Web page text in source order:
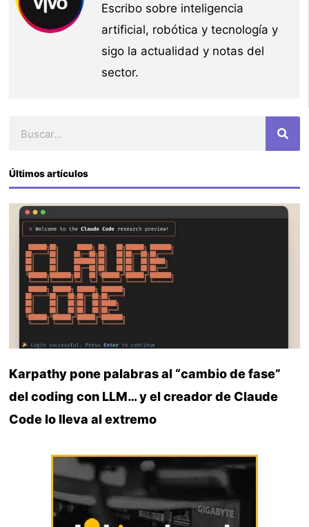
Escribo sobre inteligencia
artificial, robótica y tecnología y
sigo la actualidad y notas del
sector.
Últimos artículos
Karpathy pone palabras al “cambio de fase”
del coding con LLM… y el creador de Claude
Code lo lleva al extremo